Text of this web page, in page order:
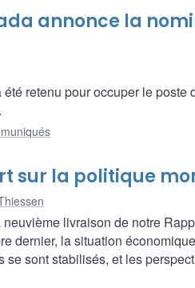
annonce la
retenu pour occuper le
sur la politique
livraison de notre
dernier, la situation
sont stabilisés, et les